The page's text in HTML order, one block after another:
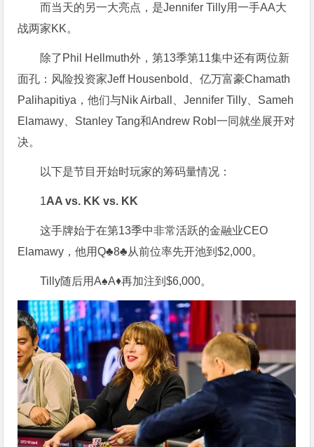
而当天的另一大亮点，是Jennifer Tilly用一手AA大
战两家KK。
除了Phil Hellmuth外，第13季第11集中还有两位新
面孔：风险投资家Jeff Housenbold、亿万富豪Chamath
Palihapitiya，他们与Nik Airball、Jennifer Tilly、Sameh
Elamawy、Stanley Tang和Andrew Robl一同就坐展开对
决。
以下是节目开始时玩家的筹码量情况：
1AA vs. KK vs. KK
这手牌始于在第13季中非常活跃的金融业CEO
Elamawy，他用Q♣8♣从前位率先开池到$2,000。
Tilly随后用A♠A♦再加注到$6,000。